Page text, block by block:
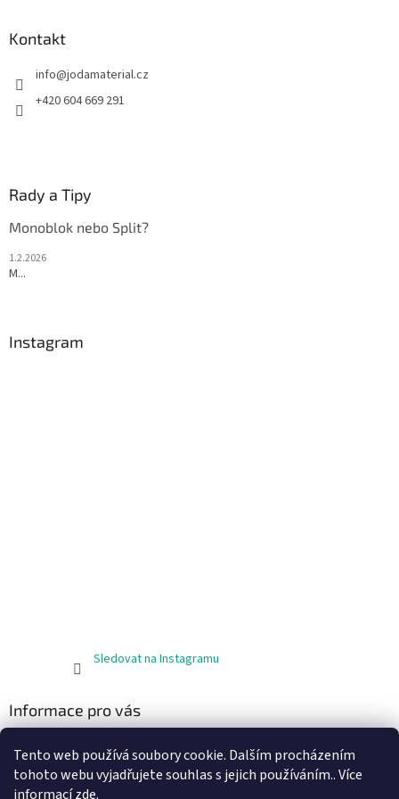
Tento web používá soubory cookie. Dalším procházením
tohoto webu vyjadřujete souhlas s jejich používáním.. Více
informacízde.
Kontakt
info@jodamaterial.cz
+420 604 669 291
Rady a Tipy
Monoblok nebo Split?
1.2.2026
M...
Instagram
Sledovat na Instagramu
Informace pro vás
Podmínky ochrany osobních údajů